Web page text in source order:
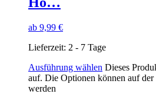
ab 9,99 €
Lieferzeit: 2 - 7 Tage
Ausführung wählen Dieses
auf. Die Optionen können auf
werden